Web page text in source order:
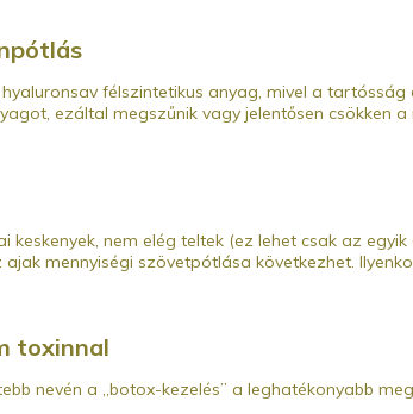
félszintetikus anyag, mivel a
ezáltal megszűnik vagy jelentősen csökken a
keskenyek, nem elég teltek (ez lehet csak az
mennyiségi szövetpótlása következhet.
toxinnal
nevén a „botox-kezelés” a leghatékonyabb